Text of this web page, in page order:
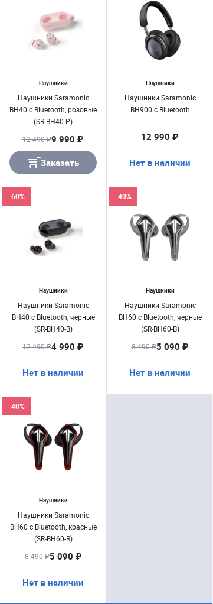
Наушники
Наушники Saramonic
BH40 c Bluetooth, розовые
(SR-BH40-P)
12 490 ₽9 990 ₽
Заказать
Наушники
Наушники Saramonic
BH900 c Bluetooth
12 990 ₽
Нет в наличии
Наушники
Наушники Saramonic
BH40 c Bluetooth, черные
(SR-BH40-B)
-60%
12 490 ₽4 990 ₽
Нет в наличии
Наушники
Наушники Saramonic
BH60 c Bluetooth, черные
(SR-BH60-B)
-40%
8 490 ₽5 090 ₽
Нет в наличии
Наушники
Наушники Saramonic
BH60 c Bluetooth, красные
(SR-BH60-R)
-40%
8 490 ₽5 090 ₽
Нет в наличии